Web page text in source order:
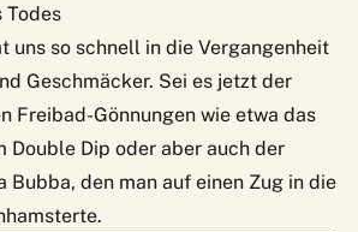
Todes
uns so schnell in die Vergangenheit
Geschmäcker. Sei es jetzt der
Freibad-Gönnungen wie etwa das
Double Dip oder aber auch der
Bubba, den man auf einen Zug in die